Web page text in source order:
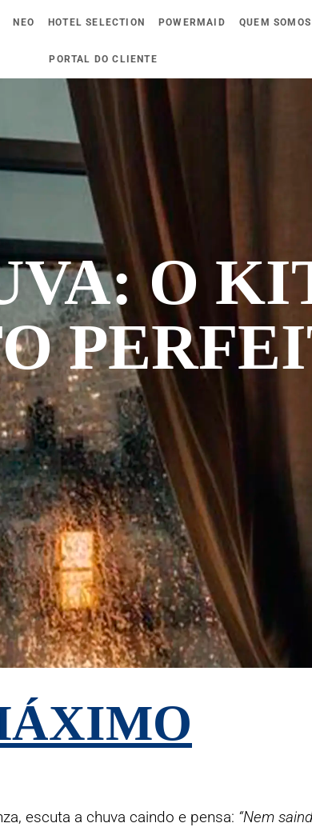
NEO HOTEL SELECTION POWERMAID QUEM SOMOS
PORTAL DO CLIENTE
O
escuta a chuva caindo e pensa: “Nem